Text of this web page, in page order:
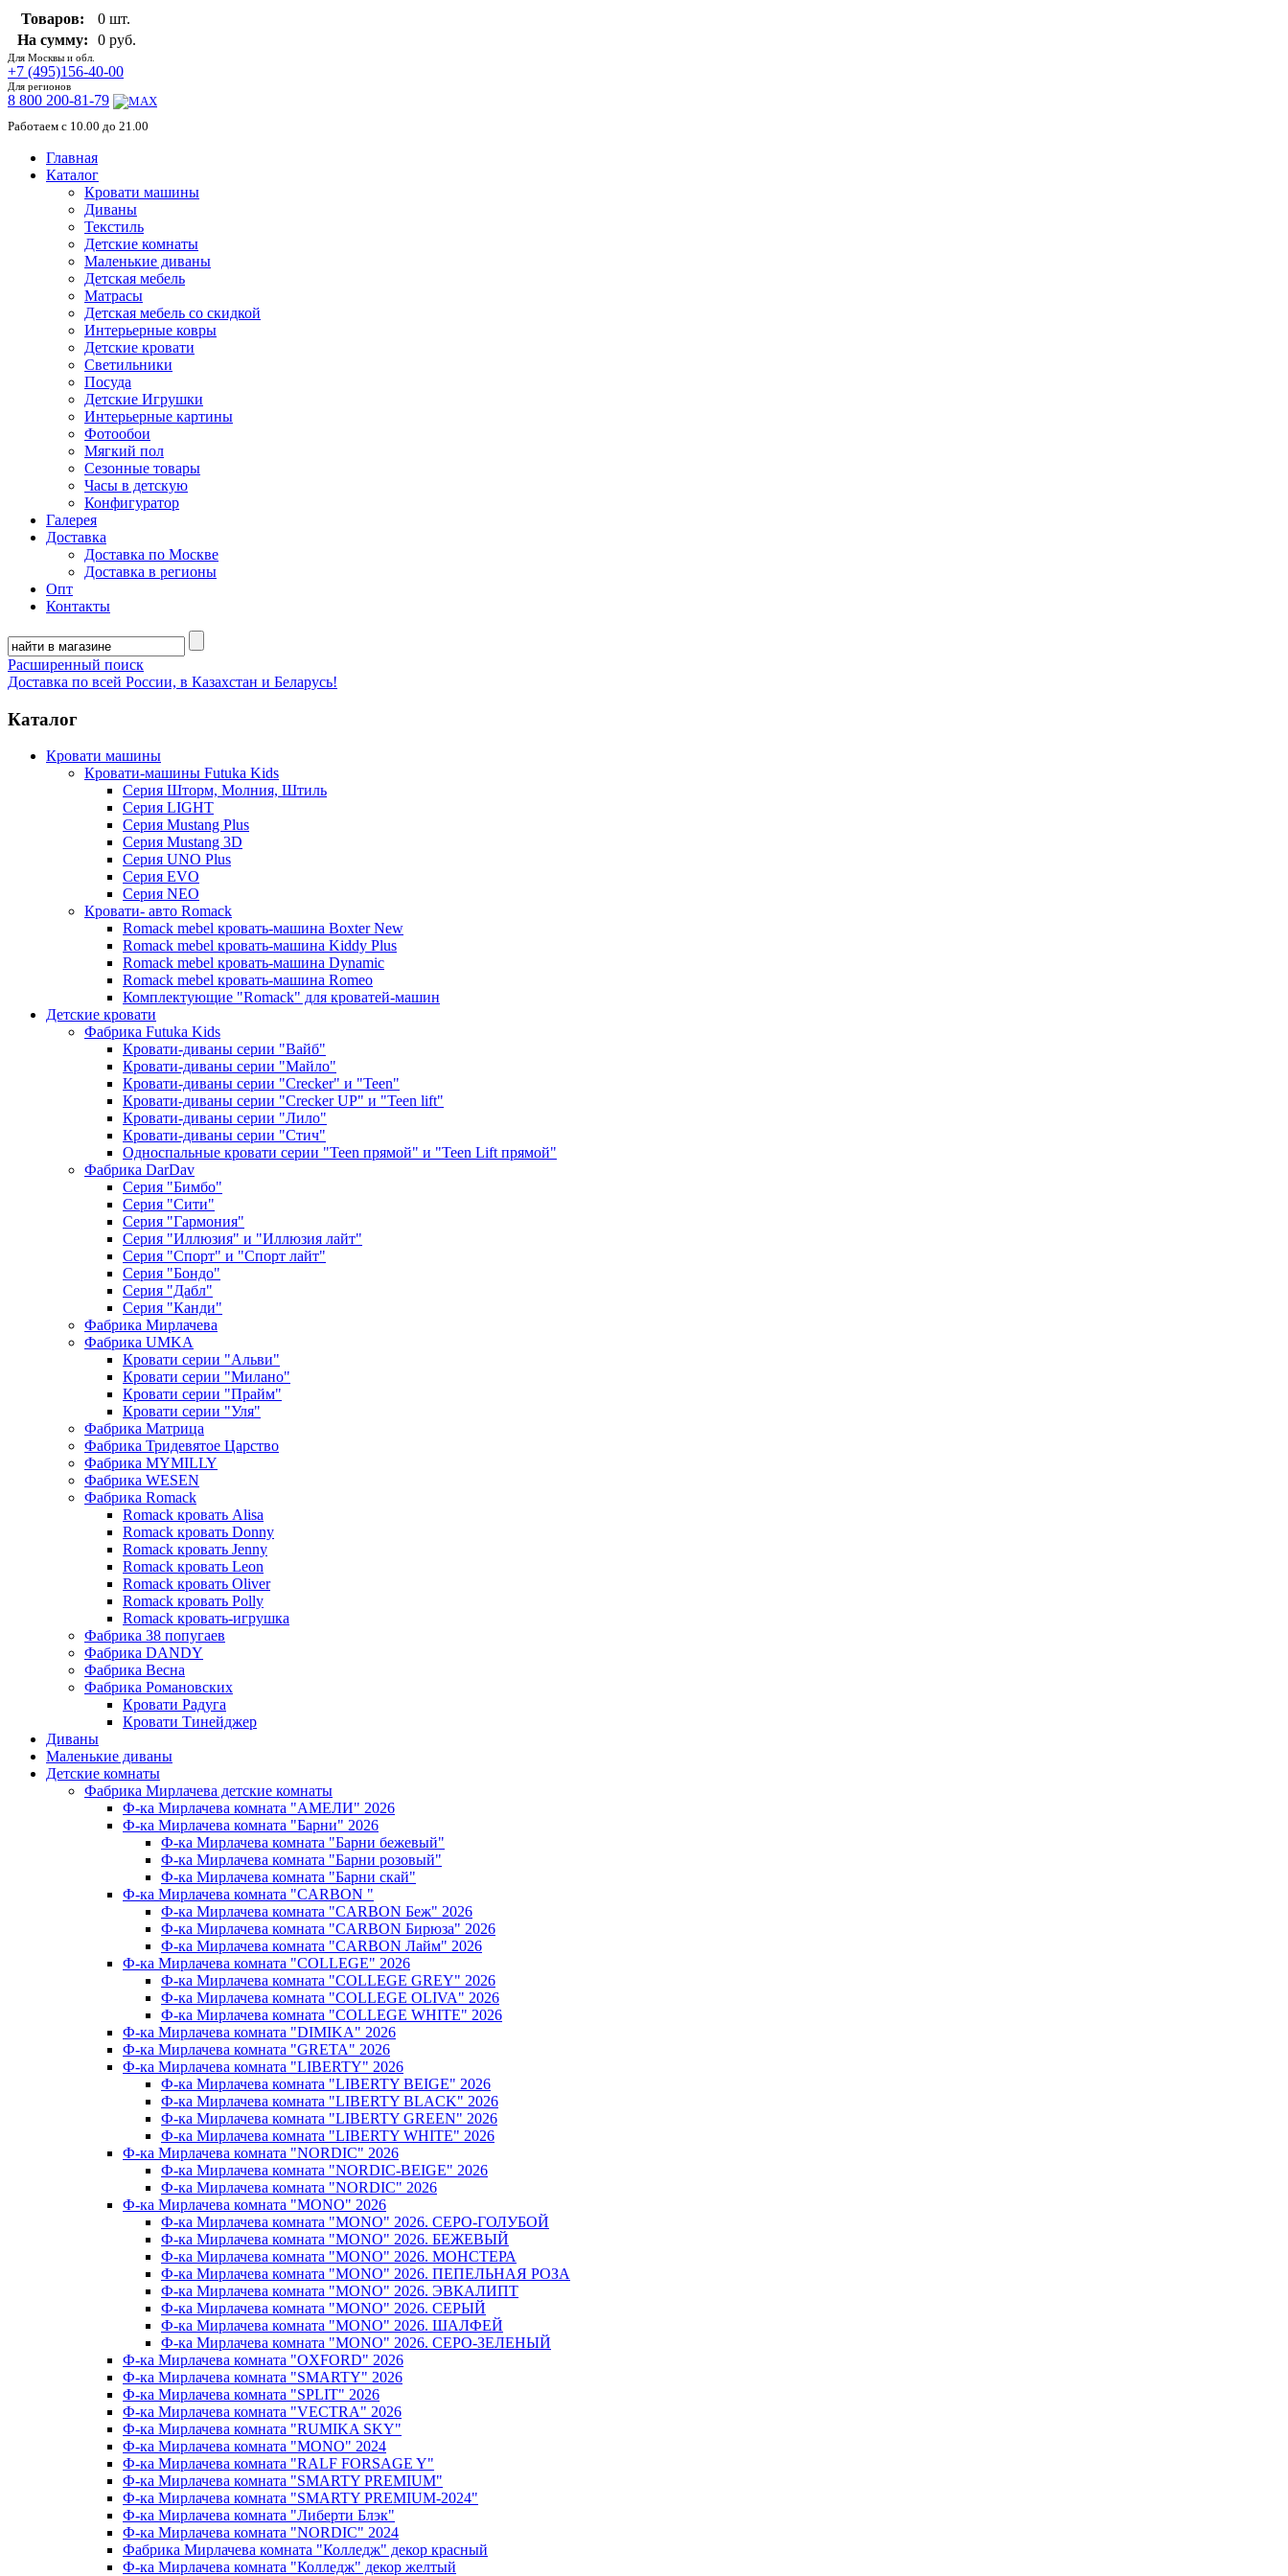
Товаров:
0 шт.
На сумму:
0 руб.
Для Москвы и обл.
+7 (495)156-40-00
Для регионов
8 800 200-81-79
Работаем с 10.00 до 21.00
Главная
Каталог
Кровати машины
Диваны
Текстиль
Детские комнаты
Маленькие диваны
Детская мебель
Матрасы
Детская мебель со скидкой
Интерьерные ковры
Детские кровати
Светильники
Посуда
Детские Игрушки
Интерьерные картины
Фотообои
Мягкий пол
Сезонные товары
Часы в детскую
Конфигуратор
Галерея
Доставка
Доставка по Москве
Доставка в регионы
Опт
Контакты
Расширенный поиск
Доставка по всей России, в Казахстан и Беларусь!
Каталог
Кровати машины
Кровати-машины Futuka Kids
Серия Шторм, Молния, Штиль
Серия LIGHT
Серия Mustang Plus
Серия Mustang 3D
Серия UNO Plus
Серия EVO
Серия NEO
Кровати- авто Romack
Romack mebel кровать-машина Boxter New
Romack mebel кровать-машина Kiddy Plus
Romack mebel кровать-машина Dynamic
Romack mebel кровать-машина Romeo
Комплектующие "Romack" для кроватей-машин
Детские кровати
Фабрика Futuka Kids
Кровати-диваны серии "Вайб"
Кровати-диваны серии "Майло"
Кровати-диваны серии "Creсker" и "Teen"
Кровати-диваны серии "Creсker UP" и "Teen lift"
Кровати-диваны серии "Лило"
Кровати-диваны серии "Стич"
Односпальные кровати серии "Teen прямой" и "Teen Lift прямой"
Фабрика DarDav
Серия "Бимбо"
Серия "Сити"
Серия "Гармония"
Серия "Иллюзия" и "Иллюзия лайт"
Серия "Спорт" и "Спорт лайт"
Серия "Бондо"
Серия "Дабл"
Серия "Канди"
Фабрика Мирлачева
Фабрика UMKA
Кровати серии "Альви"
Кровати серии "Милано"
Кровати серии "Прайм"
Кровати серии "Уля"
Фабрика Матрица
Фабрика Тридевятое Царство
Фабрика MYMILLY
Фабрика WESEN
Фабрика Romack
Romack кровать Alisa
Romack кровать Donny
Romack кровать Jenny
Romack кровать Leon
Romack кровать Oliver
Romack кровать Polly
Romack кровать-игрушка
Фабрика 38 попугаев
Фабрика DАNDY
Фабрика Весна
Фабрика Романовских
Кровати Радуга
Кровати Тинейджер
Диваны
Маленькие диваны
Детские комнаты
Фабрика Мирлачева детские комнаты
Ф-ка Мирлачева комната "АМЕЛИ" 2026
Ф-ка Мирлачева комната "Барни" 2026
Ф-ка Мирлачева комната "Барни бежевый"
Ф-ка Мирлачева комната "Барни розовый"
Ф-ка Мирлачева комната "Барни скай"
Ф-ка Мирлачева комната "CARBON "
Ф-ка Мирлачева комната "CARBON Беж" 2026
Ф-ка Мирлачева комната "CARBON Бирюза" 2026
Ф-ка Мирлачева комната "CARBON Лайм" 2026
Ф-ка Мирлачева комната "COLLEGE" 2026
Ф-ка Мирлачева комната "COLLEGE GREY" 2026
Ф-ка Мирлачева комната "COLLEGE OLIVA" 2026
Ф-ка Мирлачева комната "COLLEGE WHITE" 2026
Ф-ка Мирлачева комната "DIMIKA" 2026
Ф-ка Мирлачева комната "GRETA" 2026
Ф-ка Мирлачева комната "LIBERTY" 2026
Ф-ка Мирлачева комната "LIBERTY BEIGE" 2026
Ф-ка Мирлачева комната "LIBERTY BLACK" 2026
Ф-ка Мирлачева комната "LIBERTY GREEN" 2026
Ф-ка Мирлачева комната "LIBERTY WHITE" 2026
Ф-ка Мирлачева комната "NORDIC" 2026
Ф-ка Мирлачева комната "NORDIC-BEIGE" 2026
Ф-ка Мирлачева комната "NORDIC" 2026
Ф-ка Мирлачева комната "MONO" 2026
Ф-ка Мирлачева комната "MONO" 2026. СЕРО-ГОЛУБОЙ
Ф-ка Мирлачева комната "MONO" 2026. БЕЖЕВЫЙ
Ф-ка Мирлачева комната "MONO" 2026. МОНСТЕРА
Ф-ка Мирлачева комната "MONO" 2026. ПЕПЕЛЬНАЯ РОЗА
Ф-ка Мирлачева комната "MONO" 2026. ЭВКАЛИПТ
Ф-ка Мирлачева комната "MONO" 2026. СЕРЫЙ
Ф-ка Мирлачева комната "MONO" 2026. ШАЛФЕЙ
Ф-ка Мирлачева комната "MONO" 2026. СЕРО-ЗЕЛЕНЫЙ
Ф-ка Мирлачева комната "OXFORD" 2026
Ф-ка Мирлачева комната "SMARTY" 2026
Ф-ка Мирлачева комната "SPLIT" 2026
Ф-ка Мирлачева комната "VECTRA" 2026
Ф-ка Мирлачева комната "RUMIKA SKY"
Ф-ка Мирлачева комната "MONO" 2024
Ф-ка Мирлачева комната "RALF FORSAGE Y"
Ф-ка Мирлачева комната "SMARTY PREMIUM"
Ф-ка Мирлачева комната "SMARTY PREMIUM-2024"
Ф-ка Мирлачева комната "Либерти Блэк"
Ф-ка Мирлачева комната "NORDIC" 2024
Фабрика Мирлачева комната "Колледж" декор красный
Ф-ка Мирлачева комната "Колледж" декор желтый